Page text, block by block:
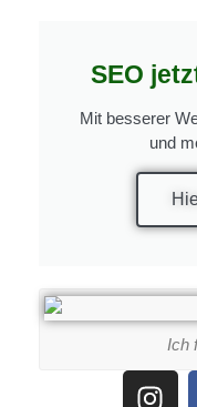
SEO
Mit besserer
und
Ich